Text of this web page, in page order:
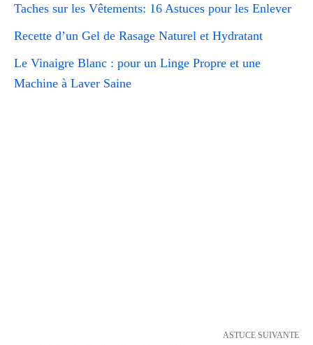
Taches sur les Vêtements: 16 Astuces pour les Enlever
Recette d’un Gel de Rasage Naturel et Hydratant
Le Vinaigre Blanc : pour un Linge Propre et une
Machine à Laver Saine
ASTUCE SUIVANTE